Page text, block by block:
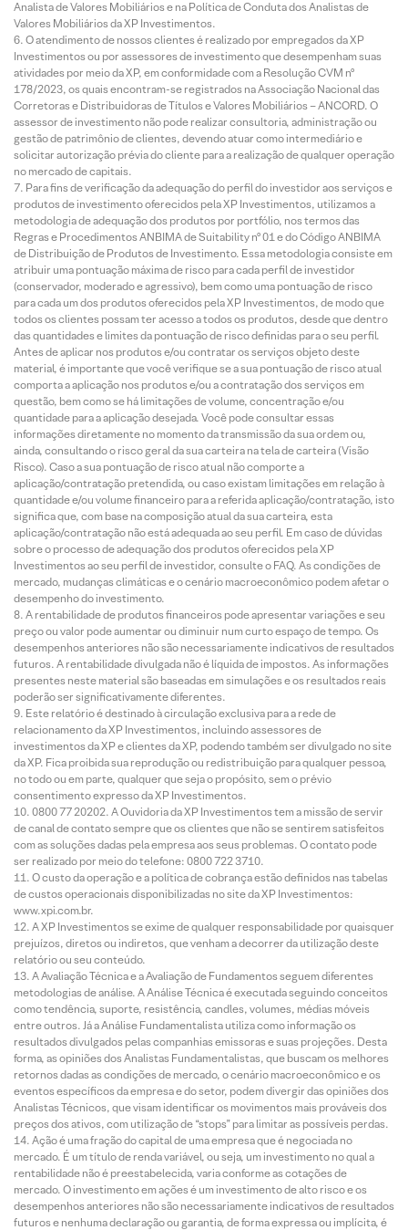
Analista de Valores Mobiliários e na Política de Conduta dos Analistas de
Valores Mobiliários da XP Investimentos.
O atendimento de nossos clientes é realizado por empregados da XP
Investimentos ou por assessores de investimento que desempenham suas
atividades por meio da XP, em conformidade com a Resolução CVM nº
178/2023, os quais encontram-se registrados na Associação Nacional das
Corretoras e Distribuidoras de Títulos e Valores Mobiliários – ANCORD. O
assessor de investimento não pode realizar consultoria, administração ou
gestão de patrimônio de clientes, devendo atuar como intermediário e
solicitar autorização prévia do cliente para a realização de qualquer operação
no mercado de capitais.
Para fins de verificação da adequação do perfil do investidor aos serviços e
produtos de investimento oferecidos pela XP Investimentos, utilizamos a
metodologia de adequação dos produtos por portfólio, nos termos das
Regras e Procedimentos ANBIMA de Suitability nº 01 e do Código ANBIMA
de Distribuição de Produtos de Investimento. Essa metodologia consiste em
atribuir uma pontuação máxima de risco para cada perfil de investidor
(conservador, moderado e agressivo), bem como uma pontuação de risco
para cada um dos produtos oferecidos pela XP Investimentos, de modo que
todos os clientes possam ter acesso a todos os produtos, desde que dentro
das quantidades e limites da pontuação de risco definidas para o seu perfil.
Antes de aplicar nos produtos e/ou contratar os serviços objeto deste
material, é importante que você verifique se a sua pontuação de risco atual
comporta a aplicação nos produtos e/ou a contratação dos serviços em
questão, bem como se há limitações de volume, concentração e/ou
quantidade para a aplicação desejada. Você pode consultar essas
informações diretamente no momento da transmissão da sua ordem ou,
ainda, consultando o risco geral da sua carteira na tela de carteira (Visão
Risco). Caso a sua pontuação de risco atual não comporte a
aplicação/contratação pretendida, ou caso existam limitações em relação à
quantidade e/ou volume financeiro para a referida aplicação/contratação, isto
significa que, com base na composição atual da sua carteira, esta
aplicação/contratação não está adequada ao seu perfil. Em caso de dúvidas
sobre o processo de adequação dos produtos oferecidos pela XP
Investimentos ao seu perfil de investidor, consulte o FAQ. As condições de
mercado, mudanças climáticas e o cenário macroeconômico podem afetar o
desempenho do investimento.
A rentabilidade de produtos financeiros pode apresentar variações e seu
preço ou valor pode aumentar ou diminuir num curto espaço de tempo. Os
desempenhos anteriores não são necessariamente indicativos de resultados
futuros. A rentabilidade divulgada não é líquida de impostos. As informações
presentes neste material são baseadas em simulações e os resultados reais
poderão ser significativamente diferentes.
Este relatório é destinado à circulação exclusiva para a rede de
relacionamento da XP Investimentos, incluindo assessores de
investimentos da XP e clientes da XP, podendo também ser divulgado no site
da XP. Fica proibida sua reprodução ou redistribuição para qualquer pessoa,
no todo ou em parte, qualquer que seja o propósito, sem o prévio
consentimento expresso da XP Investimentos.
0800 77 20202. A Ouvidoria da XP Investimentos tem a missão de servir
de canal de contato sempre que os clientes que não se sentirem satisfeitos
com as soluções dadas pela empresa aos seus problemas. O contato pode
ser realizado por meio do telefone: 0800 722 3710.
O custo da operação e a política de cobrança estão definidos nas tabelas
de custos operacionais disponibilizadas no site da XP Investimentos:
www.xpi.com.br.
A XP Investimentos se exime de qualquer responsabilidade por quaisquer
prejuízos, diretos ou indiretos, que venham a decorrer da utilização deste
relatório ou seu conteúdo.
A Avaliação Técnica e a Avaliação de Fundamentos seguem diferentes
metodologias de análise. A Análise Técnica é executada seguindo conceitos
como tendência, suporte, resistência, candles, volumes, médias móveis
entre outros. Já a Análise Fundamentalista utiliza como informação os
resultados divulgados pelas companhias emissoras e suas projeções. Desta
forma, as opiniões dos Analistas Fundamentalistas, que buscam os melhores
retornos dadas as condições de mercado, o cenário macroeconômico e os
eventos específicos da empresa e do setor, podem divergir das opiniões dos
Analistas Técnicos, que visam identificar os movimentos mais prováveis dos
preços dos ativos, com utilização de “stops” para limitar as possíveis perdas.
Ação é uma fração do capital de uma empresa que é negociada no
mercado. É um título de renda variável, ou seja, um investimento no qual a
rentabilidade não é preestabelecida, varia conforme as cotações de
mercado. O investimento em ações é um investimento de alto risco e os
desempenhos anteriores não são necessariamente indicativos de resultados
futuros e nenhuma declaração ou garantia, de forma expressa ou implícita, é